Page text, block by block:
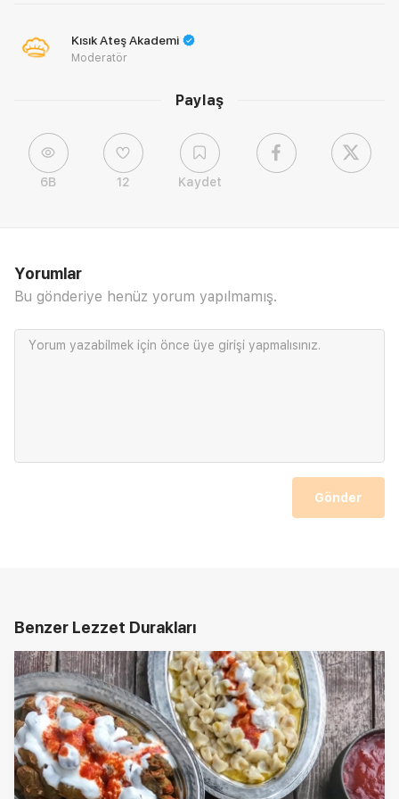
Paylaş
6B 12 Kaydet
Kısık Ateş Akademi
Moderatör
Yorumlar
Bu gönderiye henüz yorum yapılmamış.
Yorum yazabilmek için önce üye girişi yapmalısınız.
Gönder
Benzer Lezzet Durakları